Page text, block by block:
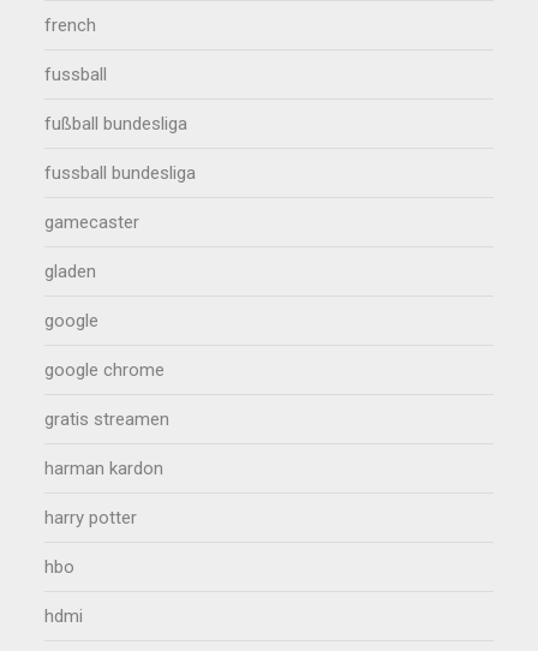
french
fussball
fußball bundesliga
fussball bundesliga
gamecaster
gladen
google
google chrome
gratis streamen
harman kardon
harry potter
hbo
hdmi